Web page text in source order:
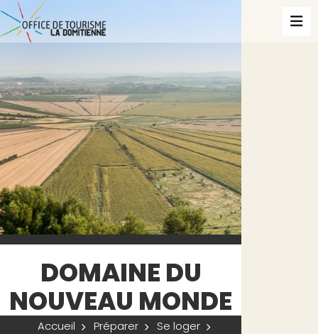
DOMAINE DU
NOUVEAU MONDE
Accueil Préparer
Se loger